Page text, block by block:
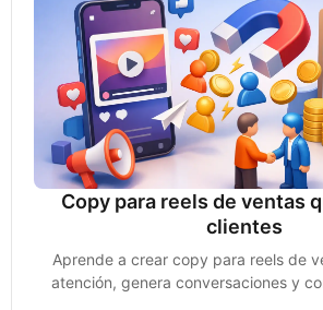
Copy para reels de ventas
clientes
Aprende a crear copy para reels de
atención, genera conversaciones y